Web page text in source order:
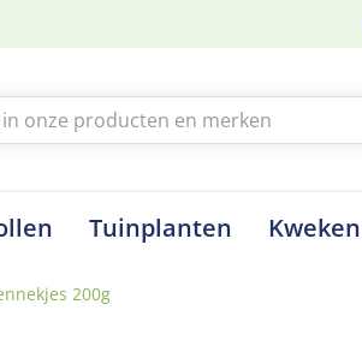
200g
Tuinplanten Kweken